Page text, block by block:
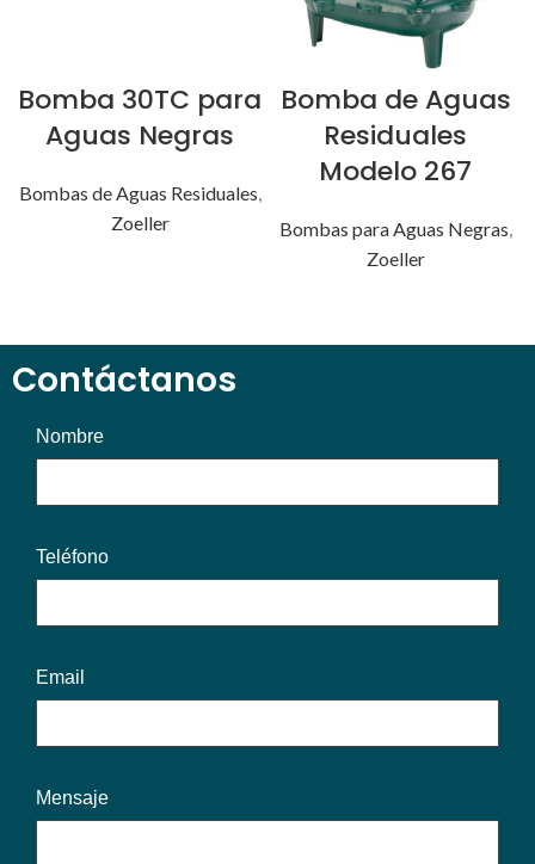
Bomba 30TC para
Aguas Negras
Bombas de Aguas Residuales,
Zoeller
Bomba de Aguas
Residuales
Modelo 267
Bombas para Aguas Negras,
Zoeller
Contáctanos
Nombre
Teléfono
Email
Mensaje